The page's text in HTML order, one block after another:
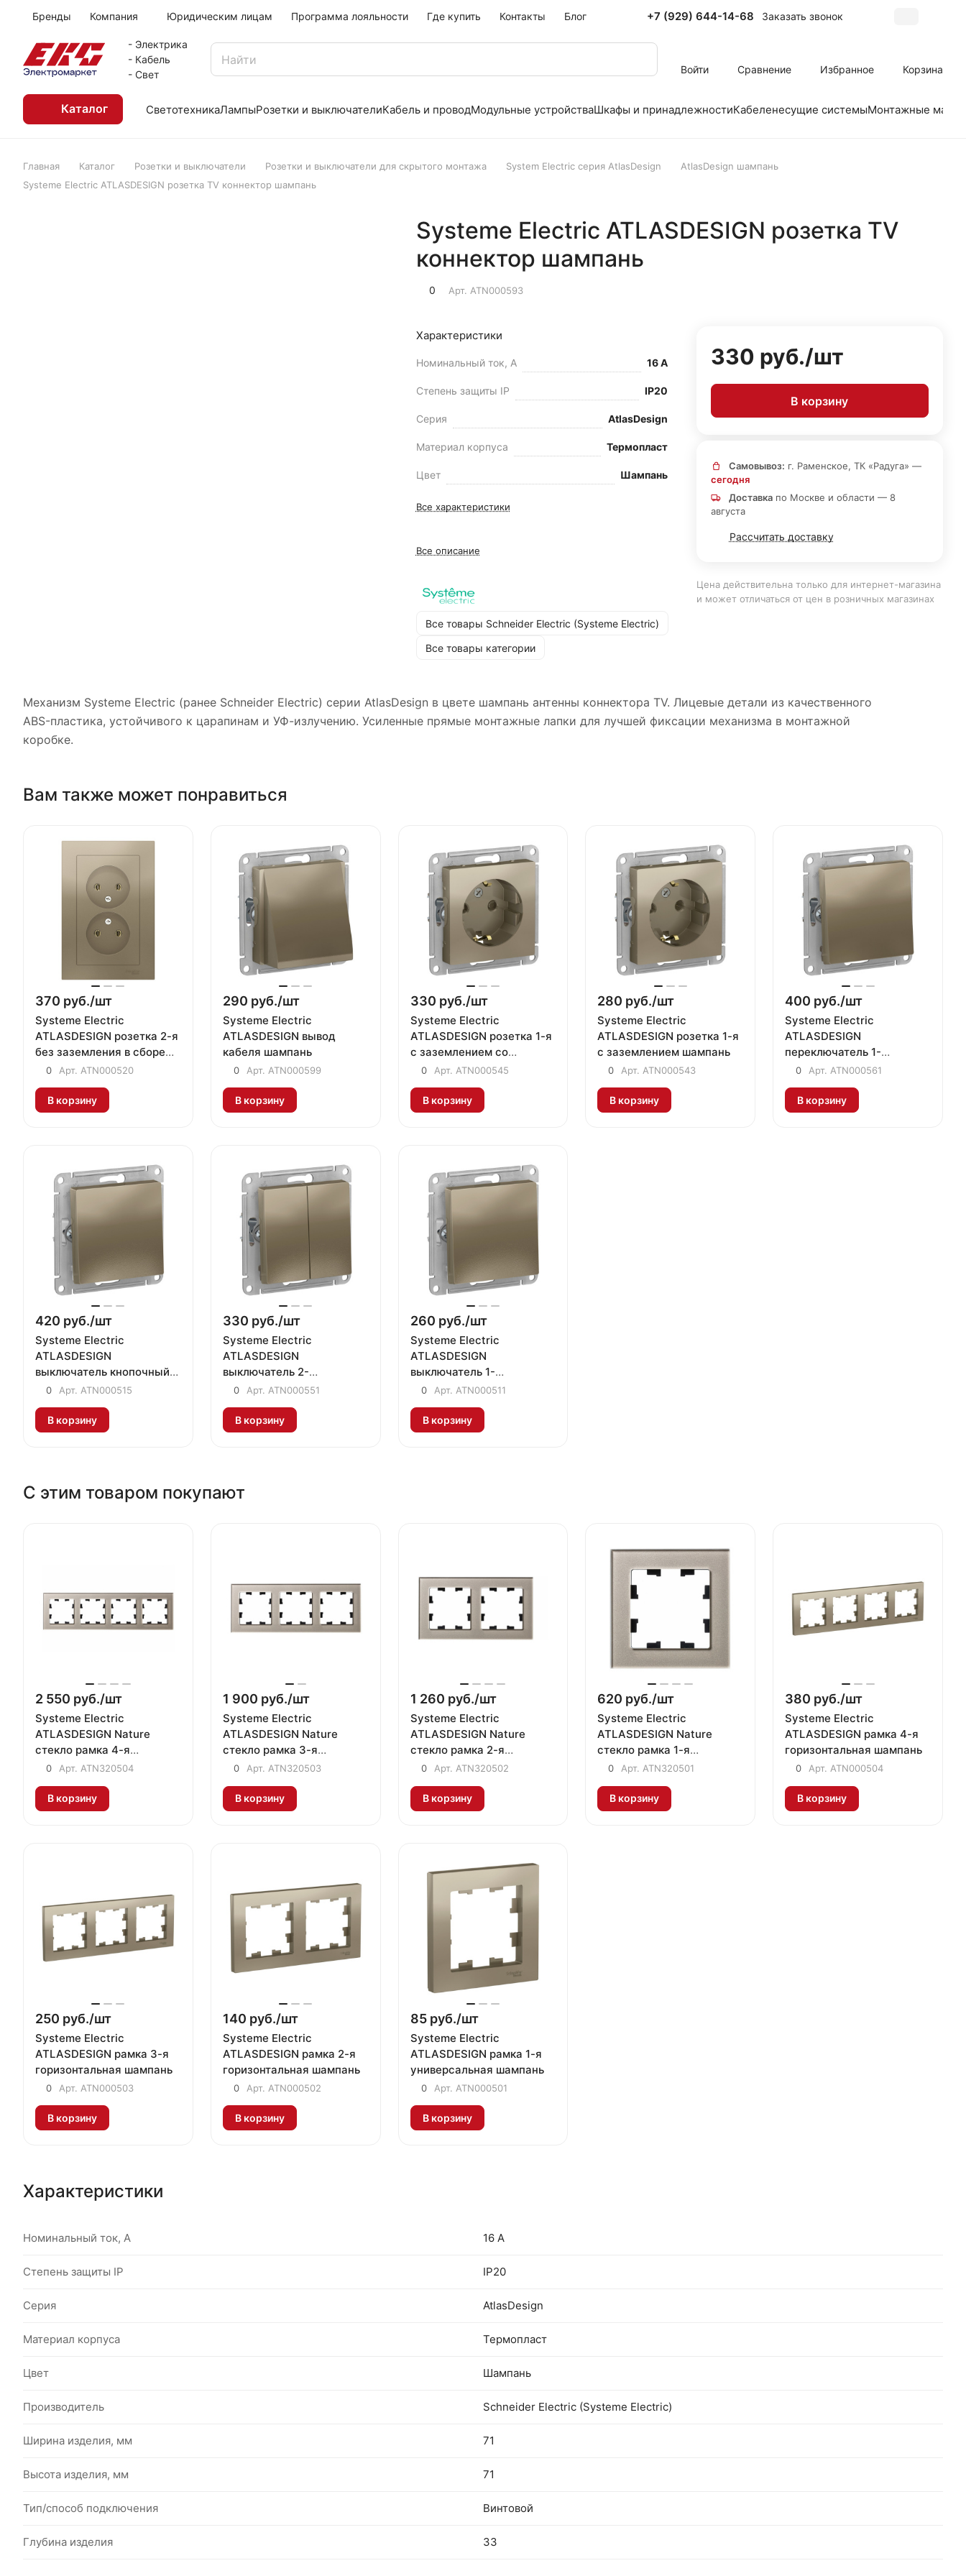
Бренды Компания Юридическим лицам Программа лояльности Где купить Контакты Блог +7 (929) 644-14-68 Заказать звонок
- Электрика
- Кабель
- Свет
Войти Сравнение Избранное Корзина
Каталог СветотехникаЛампыРозетки и выключателиКабель и проводМодульные устройстваШкафы и принадлежностиКабеленесущие системыМонтажные
Главная Каталог Розетки и выключатели Розетки и выключатели для скрытого монтажа System Electric серия AtlasDesign
AtlasDesign шампань
Systeme Electric ATLASDESIGN розетка TV коннектор шампань
Systeme Electric ATLASDESIGN розетка TV
коннектор шампань
0 Арт. ATN000593
Характеристики
Номинальный ток, А 16 А
Степень защиты IP IP20
Серия AtlasDesign
Материал корпуса Термопласт
Цвет Шампань
Все характеристики
Все описание
Все товары Schneider Electric (Systeme Electric)
Все товары категории
330 руб./шт
В корзину
Самовывоз: г. Раменское, ТК «Радуга» —
сегодня
Доставкапо Москве и области — 8
августа
Рассчитать доставку
Цена действительна только для интернет-магазина
и может отличаться от цен в розничных магазинах
Механизм Systeme Electric (ранее Schneider Electric) серии AtlasDesign в цвете шампань антенны коннектора TV. Лицевые детали из качественного
ABS-пластика, устойчивого к царапинам и УФ-излучению. Усиленные прямые монтажные лапки для лучшей фиксации механизма в монтажной
коробке.
Вам также может понравиться
370 руб./шт
Systeme Electric
ATLASDESIGN розетка 2-я
без заземления в сборе
шампань
0 Арт. ATN000520
В корзину
290 руб./шт
Systeme Electric
ATLASDESIGN вывод
кабеля шампань
0 Арт. ATN000599
В корзину
330 руб./шт
Systeme Electric
ATLASDESIGN розетка 1-я
с заземлением со
шторками шампань
0 Арт. ATN000545
В корзину
280 руб./шт
Systeme Electric
ATLASDESIGN розетка 1-я
с заземлением шампань
0 Арт. ATN000543
В корзину
400 руб./шт
Systeme Electric
ATLASDESIGN
переключатель 1-
клавишный шампань
0 Арт. ATN000561
В корзину
420 руб./шт
Systeme Electric
ATLASDESIGN
выключатель кнопочный
1-клавишный шампань
0 Арт. ATN000515
В корзину
330 руб./шт
Systeme Electric
ATLASDESIGN
выключатель 2-
клавишный шампань
0 Арт. ATN000551
В корзину
260 руб./шт
Systeme Electric
ATLASDESIGN
выключатель 1-
клавишный шампань
0 Арт. ATN000511
В корзину
С этим товаром покупают
2 550 руб./шт
Systeme Electric
ATLASDESIGN Nature
стекло рамка 4-я
универсальная шампань
0 Арт. ATN320504
В корзину
1 900 руб./шт
Systeme Electric
ATLASDESIGN Nature
стекло рамка 3-я
универсальная шампань
0 Арт. ATN320503
В корзину
1 260 руб./шт
Systeme Electric
ATLASDESIGN Nature
стекло рамка 2-я
универсальная шампань
0 Арт. ATN320502
В корзину
620 руб./шт
Systeme Electric
ATLASDESIGN Nature
стекло рамка 1-я
универсальная шампань
0 Арт. ATN320501
В корзину
380 руб./шт
Systeme Electric
ATLASDESIGN рамка 4-я
горизонтальная шампань
0 Арт. ATN000504
В корзину
250 руб./шт
Systeme Electric
ATLASDESIGN рамка 3-я
горизонтальная шампань
0 Арт. ATN000503
В корзину
140 руб./шт
Systeme Electric
ATLASDESIGN рамка 2-я
горизонтальная шампань
0 Арт. ATN000502
В корзину
85 руб./шт
Systeme Electric
ATLASDESIGN рамка 1-я
универсальная шампань
0 Арт. ATN000501
В корзину
Характеристики
Номинальный ток, А 16 А
Степень защиты IP IP20
Серия AtlasDesign
Материал корпуса Термопласт
Цвет Шампань
Производитель Schneider Electric (Systeme Electric)
Ширина изделия, мм 71
Высота изделия, мм 71
Тип/способ подключения Винтовой
Глубина изделия 33